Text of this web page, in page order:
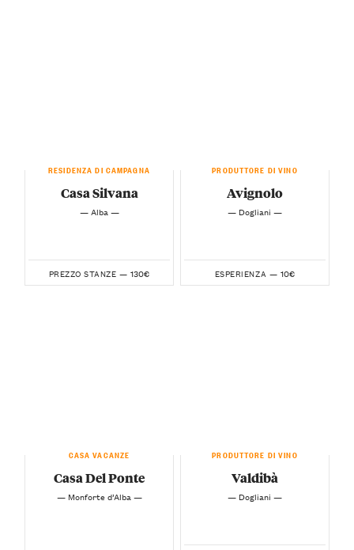
RESIDENZA DI CAMPAGNA
Casa Silvana
— Alba —
PREZZO STANZE — 130€
PRODUTTORE DI VINO
Avignolo
— Dogliani —
ESPERIENZA — 10€
CASA VACANZE
Casa Del Ponte
— Monforte d’Alba —
PRODUTTORE DI VINO
Valdibà
— Dogliani —